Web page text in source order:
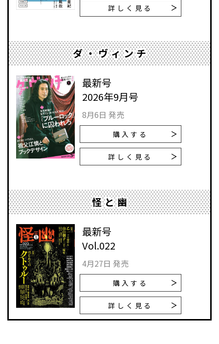
詳しく見る
ダ・ヴィンチ
最新号
2026年9月号
8月6日 発売
購入する
詳しく見る
怪と幽
最新号
Vol.022
4月27日 発売
購入する
詳しく見る